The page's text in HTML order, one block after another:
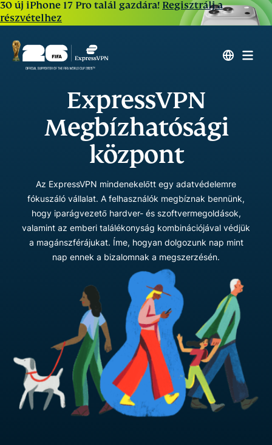
30 új iPhone 17 Pro talál gazdára! Regisztrálj a
részvételhez
ExpressVPN
Megbízhatósági
központ
Az ExpressVPN mindenekelőtt egy adatvédelemre
fókuszáló vállalat. A felhasználók megbíznak bennünk,
hogy iparágvezető hardver- és szoftvermegoldások,
valamint az emberi találékonyság kombinációjával védjük
a magánszférájukat. Íme, hogyan dolgozunk nap mint
nap ennek a bizalomnak a megszerzésén.